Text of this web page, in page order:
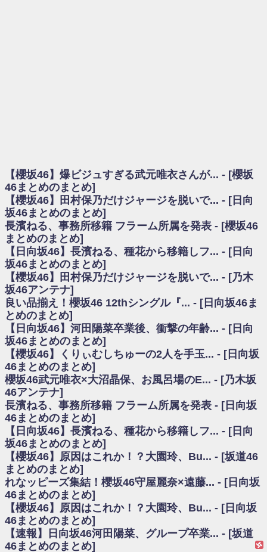
日向坂46まとめのまとめ / 【日向坂46】富田鈴花1st写真集、発売記念記者
会見の模様がこちら！
乃木坂欅坂まとめのまとめ / 【日向坂46】河田陽菜卒業の影響、ガチでデ
カそう...
欅坂あんてな ～欅坂46のニュース・情報・話題をピックアップ / れなッ
ピーズ集結！櫻坂46守屋麗奈×遠藤理子、8/6「ラヴィット！」水曜スタジオ出
演決定
欅坂/日向坂46まとめのまとめ / 【櫻坂46】田村保乃だけジャージを脱いで
いた理由
日向坂46まとめのまとめ / 【日向坂46】若林さん「笑えないぐらい師匠だ
から」佐々木久美と卒業後初の共演の様子がこちら！【激レアさん】
日向坂46まとめのまとめ / 【元日向坂46】情報解禁前で言えない！？丹生
ちゃん、メンバーと会った模様
乃木坂欅坂まとめのまとめ / 【日向坂46】この月、何かあるのか！？『お
願いバッハ！』ミーグリ日程がこちら
欅坂/日向坂46まとめのまとめ / 【櫻坂46】ミーグリで喧嘩！？山下瞳月、
これはマジギレしてる
乃木坂46アンテナ / 【櫻坂46】ハリソン守屋「ゆーづのせいです」【ラヴ
ィット!】
乃木坂あんてな ～乃木坂46・欅坂46・日向坂46のニュース・情報・話題
をピックアップ / 良い品揃え！櫻坂46 12thシングル『Make or Break』オフィ
シャルグッズ絶賛販売受付中
日向坂46まとめのまとめ / 【日向坂46】この月、何かあるのか！？『お願
いバッハ！』ミーグリ日程がこちら
日向坂46まとめのまとめ / 【元日向坂46】この卒業生、めちゃくちゃテレ
ビで見かけるな
欅坂/日向坂46まとめのまとめ / 【櫻坂46】リアルミーグリであの販売も！
『Make or Break』オフィシャルグッズ解禁
乃木坂46アンテナ / 【櫻坂46】ミーグリで喧嘩！？山下瞳月、これはマジ
ギレしてる
乃木坂あんてな ～乃木坂46・欅坂46・日向坂46のニュース・情報・話題
をピックアップ / れなッピーズ集結！櫻坂46守屋麗奈×遠藤理子、8/6「ラヴィ
ット！」水曜スタジオ出演決定
日向坂46まとめのまとめ / 【日向坂46】富田鈴花、次の事務所が決まって
そう！？
【櫻坂46】爆ビジュすぎる武元唯衣さんが... - [櫻坂
46まとめのまとめ]
【櫻坂46】田村保乃だけジャージを脱いで... - [日向
坂46まとめのまとめ]
長濱ねる、事務所移籍 フラーム所属を発表 - [櫻坂46
まとめのまとめ]
【日向坂46】長濱ねる、種花から移籍しフ... - [日向
坂46まとめのまとめ]
【櫻坂46】田村保乃だけジャージを脱いで... - [乃木
坂46アンテナ]
良い品揃え！櫻坂46 12thシングル『... - [日向坂46ま
とめのまとめ]
【日向坂46】河田陽菜卒業後、衝撃の年齢... - [日向
坂46まとめのまとめ]
【櫻坂46】くりぃむしちゅーの2人を手玉... - [日向坂
46まとめのまとめ]
櫻坂46武元唯衣×大沼晶保、お風呂場のE... - [乃木坂
46アンテナ]
長濱ねる、事務所移籍 フラーム所属を発表 - [日向坂
46まとめのまとめ]
【日向坂46】長濱ねる、種花から移籍しフ... - [日向
坂46まとめのまとめ]
【櫻坂46】原因はこれか！？大園玲、Bu... - [坂道46
まとめのまとめ]
れなッピーズ集結！櫻坂46守屋麗奈×遠藤... - [日向坂
46まとめのまとめ]
【櫻坂46】原因はこれか！？大園玲、Bu... - [日向坂
46まとめのまとめ]
【速報】日向坂46河田陽菜、グループ卒業... - [坂道
46まとめのまとめ]